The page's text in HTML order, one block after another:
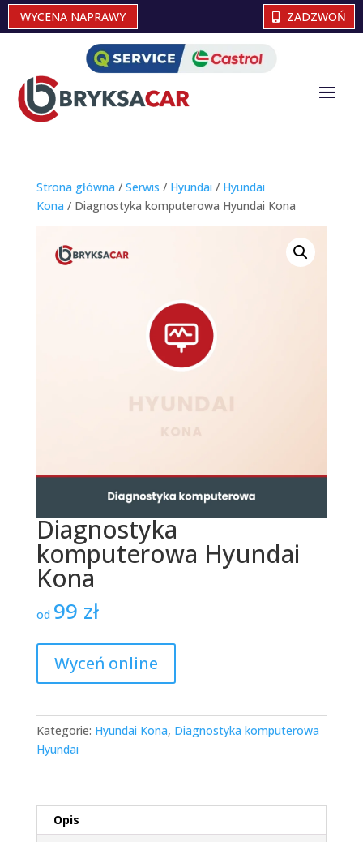
WYCENA NAPRAWY ZADZWOŃ
Strona główna / Serwis / Hyundai / Hyundai
Kona / Diagnostyka komputerowa Hyundai Kona
Diagnostyka
komputerowa Hyundai
Kona
od 99 zł
Wyceń online
Kategorie: Hyundai Kona, Diagnostyka komputerowa
Hyundai
Opis